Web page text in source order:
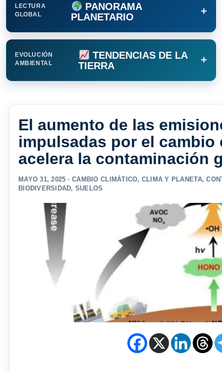
LECTURA
GLOBAL
PANORAMA
PLANETARIO
+
EVOLUCIÓN
AMBIENTAL
TENDENCIAS DE LA
TIERRA
+
El aumento de las
impulsadas por el
acelera la contaminación
MAYO 31, 2025 ·CAMBIO CLIMÁTICO, CLIMA Y PLANETA,
BIODIVERSIDAD, SUELOS